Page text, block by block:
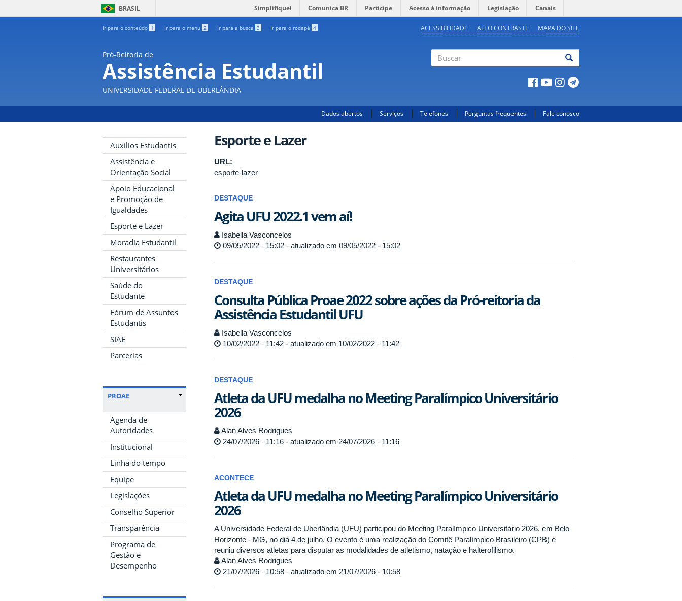
BRASIL Simplifique! Comunica BR Participe Acesso à informação Legislação Canais
Ir para o conteúdo 1 Ir para o menu 2 Ir para a busca 3 Ir para o rodapé 4 ACESSIBILIDADE ALTO CONTRASTE MAPA DO SITE
Pró-Reitoria de
Assistência Estudantil
UNIVERSIDADE FEDERAL DE UBERLÂNDIA
Dados abertos Serviços Telefones Perguntas frequentes Fale conosco
Auxílios Estudantis
Assistência e
Orientação Social
Apoio Educacional
e Promoção de
Igualdades
Esporte e Lazer
Moradia Estudantil
Restaurantes
Universitários
Saúde do
Estudante
Fórum de Assuntos
Estudantis
SIAE
Parcerias
PROAE
Agenda de
Autoridades
Institucional
Linha do tempo
Equipe
Legislações
Conselho Superior
Transparência
Programa de
Gestão e
Desempenho
Esporte e Lazer
URL:
esporte-lazer
DESTAQUE
Agita UFU 2022.1 vem aí!
Isabella Vasconcelos
09/05/2022 - 15:02 - atualizado em 09/05/2022 - 15:02
DESTAQUE
Consulta Pública Proae 2022 sobre ações da Pró-reitoria da
Assistência Estudantil UFU
Isabella Vasconcelos
10/02/2022 - 11:42 - atualizado em 10/02/2022 - 11:42
DESTAQUE
Atleta da UFU medalha no Meeting Paralímpico Universitário
2026
Alan Alves Rodrigues
24/07/2026 - 11:16 - atualizado em 24/07/2026 - 11:16
ACONTECE
Atleta da UFU medalha no Meeting Paralímpico Universitário
2026
A Universidade Federal de Uberlândia (UFU) participou do Meeting Paralímpico Universitário 2026, em Belo
Horizonte - MG, no dia 4 de julho. O evento é uma realização do Comitê Paralímpico Brasileiro (CPB) e
reuniu diversos atletas para disputar as modalidades de atletismo, natação e halterofilismo.
Alan Alves Rodrigues
21/07/2026 - 10:58 - atualizado em 21/07/2026 - 10:58